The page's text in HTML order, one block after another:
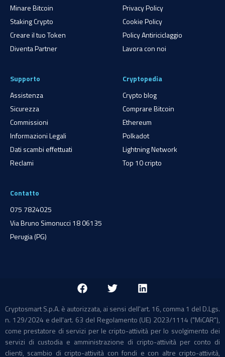
Minare Bitcoin
Staking Crypto
Creare il tuo Token
Diventa Partner
Privacy Policy
Cookie Policy
Policy Antiriciclaggio
Lavora con noi
Supporto
Assistenza
Sicurezza
Commissioni
Informazioni Legali
Dati scambi effettuati
Reclami
Cryptopedia
Crypto blog
Comprare Bitcoin
Ethereum
Polkadot
Lightning Network
Top 10 cripto
Contatto
075 7824025
Via Bruno Simonucci 18 06135
Perugia (PG)
Cryptosmart S.p.A. è autorizzata, ai sensi dell'art. 16, comma 1 del D.Lgs.
n. 129/2024 e dell'art. 63 del Regolamento (UE) 2023/1114 ("MiCAR"),
come prestatore di servizi per le cripto-attività per lo svolgimento dei
servizi di custodia e amministrazione di cripto-attività per conto di
clienti, scambio di cripto-attività con fondi e con altre cripto-attività,